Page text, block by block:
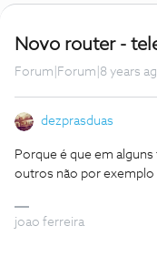
Novo router -
Forum|Forum|8 years
dezprasduas
Porque é que em
outros não por exemplo
joao ferreira